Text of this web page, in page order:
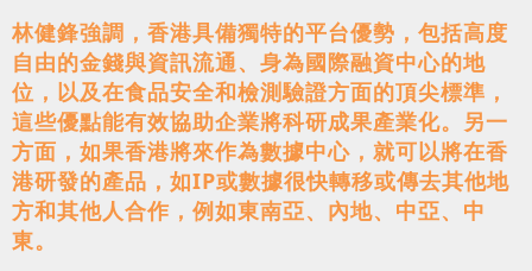
林健鋒強調，香港具備獨特的平台優勢，包括高度
自由的金錢與資訊流通、身為國際融資中心的地
位，以及在食品安全和檢測驗證方面的頂尖標準，
這些優點能有效協助企業將科研成果產業化。另一
方面，如果香港將來作為數據中心，就可以將在香
港研發的產品，如IP或數據很快轉移或傳去其他地
方和其他人合作，例如東南亞、內地、中亞、中
東。